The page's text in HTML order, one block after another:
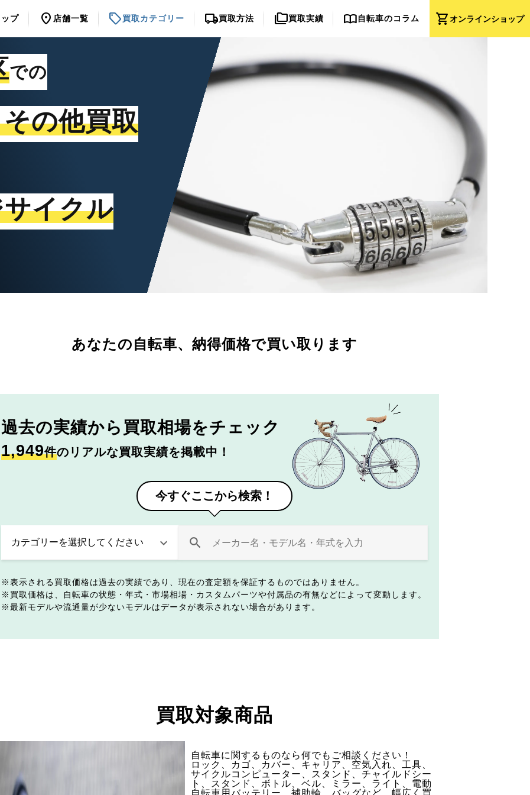
shopping_cartオンラインショップ
ップ location_on 店舗一覧 sell買取カテゴリー local_shipping買取方法 folder_copy買取実績 import_contacts自転車のコラム
での
の他買取
イクル
あなたの自転車、 納得価格で買い取ります
過去の実績から 買取相場をチェック
1,949件のリアルな買取実績を掲載中！
今すぐここから検索！
表示される買取価格は過去の実績であり、現在の査定額を保証するものではありません。
買取価格は、自転車の状態・年式・市場相場・カスタムパーツや付属品の有無などによって変動します。
最新モデルや流通量が少ないモデルはデータが表示されない場合があります。
買取対象商品
自転車に関するものなら何でもご相談ください！
ロック、カゴ、カバー、キャリア、空気入れ、工具、
サイクルコンピューター、スタンド、チャイルドシー
ト、スタンド、ボトル、ベル、ミラー、ライト、電動
自転車用バッテリー、補助輪、バッグなど、幅広く買